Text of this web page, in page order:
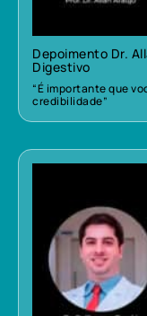
Depoimento Dr.
Digestivo
“É importante que
credibilidade”